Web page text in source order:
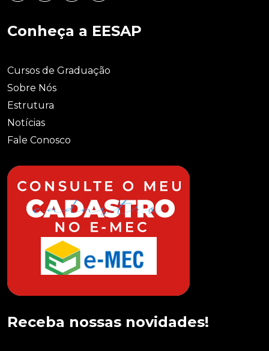
Conheça a EESAP
Cursos de Graduação
Sobre Nós
Estrutura
Notícias
Fale Conosco
Receba nossas novidades!